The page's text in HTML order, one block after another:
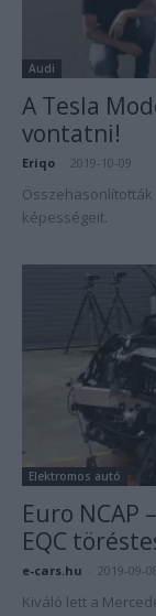
Audi
A Tesla
vontatni!
Eriqo 2019-10-09
Összehasonlították
képességeit.
Elektromos autó
Euro NCAP
EQC
e-cars.hu 2019-09-
Kiváló lett a